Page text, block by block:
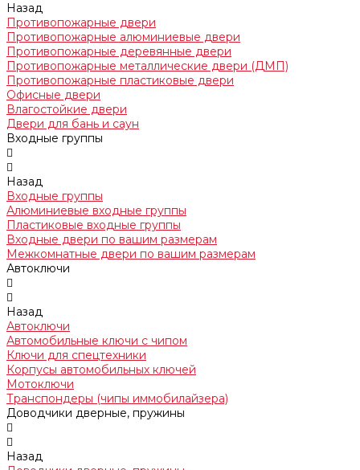
Назад
Противопожарные двери
Противопожарные алюминиевые двери
Противопожарные деревянные двери
Противопожарные металлические двери (ДМП)
Противопожарные пластиковые двери
Офисные двери
Влагостойкие двери
Двери для бань и саун
Входные группы
Назад
Входные группы
Алюминиевые входные группы
Пластиковые входные группы
Входные двери по вашим размерам
Межкомнатные двери по вашим размерам
Автоключи
Назад
Автоключи
Автомобильные ключи с чипом
Ключи для спецтехники
Корпусы автомобильных ключей
Мотоключи
Транспондеры (чипы иммобилайзера)
Доводчики дверные, пружины
Назад